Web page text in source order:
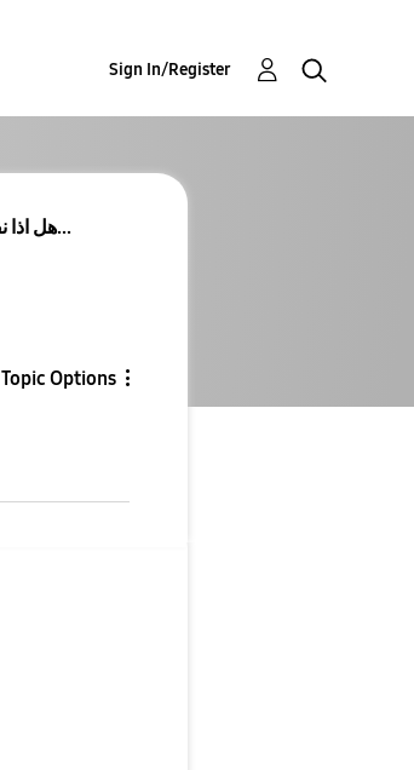
Sign In/Register
هل اذا نفخت في درج الشرائح وتسرب الهواء طبيعي او ل...
Topic Options